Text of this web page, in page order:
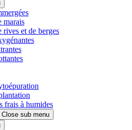
marais
rives et de berges
frais à humides
Close sub menu